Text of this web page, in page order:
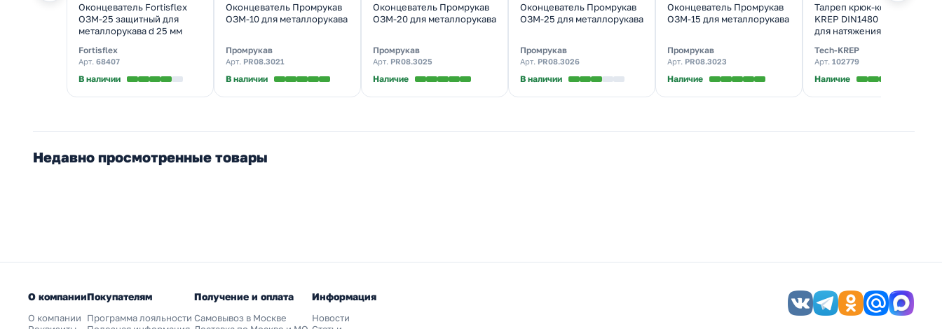
Оконцеватель Fortisflex
ОЗМ-25 защитный для
металлорукава d 25 мм
Fortisflex
Арт. 68407
В наличии
Оконцеватель Промрукав
ОЗМ-10 для металлорукава
Промрукав
Арт. PR08.3021
В наличии
Оконцеватель Промрукав
ОЗМ-20 для металлорукава
Промрукав
Арт. PR08.3025
Наличие
Оконцеватель Промрукав
ОЗМ-25 для металлорукава
Промрукав
Арт. PR08.3026
В наличии
Оконцеватель Промрукав
ОЗМ-15 для металлорукава
Промрукав
Арт. PR08.3023
Наличие
Талреп крюк-кольцо Tech-
KREP DIN1480 М8 (1 шт)
для натяжения стального
Tech-KREP
Арт. 102779
Наличие
Недавно просмотренные товары
О компании
О компании
Покупателям
Программа лояльности
Получение и оплата
Самовывоз в Москве
Информация
Новости